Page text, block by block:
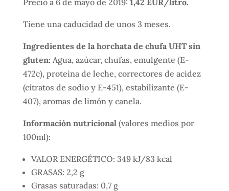
Tiene una caducidad de unos 3 meses.
Ingredientes de la horchata de chufa UHT sin
gluten: Agua, azúcar, chufas, emulgente (E-
472c), proteina de leche, correctores de acidez
(citratos de sodio y E-451), estabilizante (E-
407), aromas de limón y canela.
Información nutricional (valores medios por
100ml):
VALOR ENERGÉTICO: 349 kJ/83 kcal
GRASAS: 2,2 g
Grasas saturadas: 0,7 g